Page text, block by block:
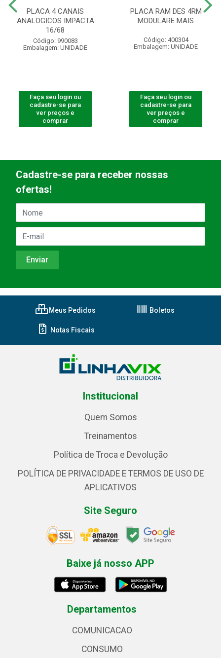
PLACA 4 CANAIS
ANALOGICOS IMPACTA
16/68
Código: 990083
Embalagem: UNIDADE
Faça seu login ou
cadastre-se para
ver preços e
comprar
PLACA RAM DES 4RM
MODULARE MAIS
Código: 400304
Embalagem: UNIDADE
Faça seu login ou
cadastre-se para
ver preços e
comprar
Cadastre-se para receber nossas
ofertas!
Meus Pedidos Boletos
Notas Fiscais
Institucional
Quem Somos
Treinamentos
Política de Troca e Devolução
POLÍTICA DE PRIVACIDADE E TERMOS DE USO DE
APLICATIVOS
Site Seguro
Baixe já nosso APP
Departamentos
COMUNICACAO
CONSUMO